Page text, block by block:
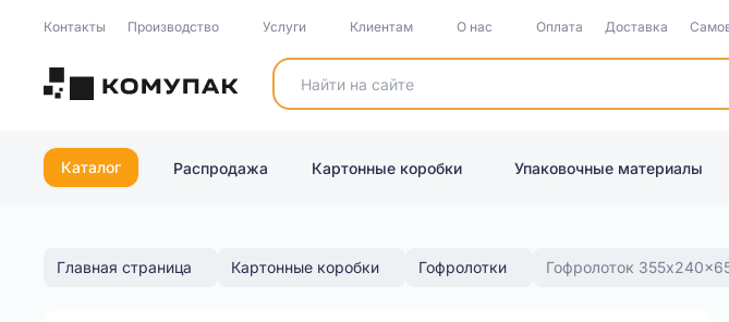
Контакты Производство Услуги Клиентам О нас Оплата Доставка
Каталог Распродажа Картонные коробки Упаковочные материалы
Главная страница Картонные коробки Гофролотки Гофролоток